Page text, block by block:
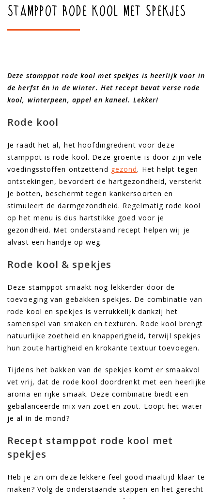
Stamppot rode kool met spekjes
Deze stamppot rode kool met spekjes is heerlijk voor in
de herfst én in de winter. Het recept bevat verse rode
kool, winterpeen, appel en kaneel. Lekker!
Rode kool
Je raadt het al, het hoofdingrediënt voor deze
stamppot is rode kool. Deze groente is door zijn vele
voedingsstoffen ontzettend gezond. Het helpt tegen
ontstekingen, bevordert de hartgezondheid, versterkt
je botten, beschermt tegen kankersoorten en
stimuleert de darmgezondheid. Regelmatig rode kool
op het menu is dus hartstikke goed voor je
gezondheid. Met onderstaand recept helpen wij je
alvast een handje op weg.
Rode kool & spekjes
Deze stamppot smaakt nog lekkerder door de
toevoeging van gebakken spekjes. De combinatie van
rode kool en spekjes is verrukkelijk dankzij het
samenspel van smaken en texturen. Rode kool brengt
natuurlijke zoetheid en knapperigheid, terwijl spekjes
hun zoute hartigheid en krokante textuur toevoegen.
Tijdens het bakken van de spekjes komt er smaakvol
vet vrij, dat de rode kool doordrenkt met een heerlijke
aroma en rijke smaak. Deze combinatie biedt een
gebalanceerde mix van zoet en zout. Loopt het water
je al in de mond?
Recept stamppot rode kool met
spekjes
Heb je zin om deze lekkere feel good maaltijd klaar te
maken? Volg de onderstaande stappen en het gerecht